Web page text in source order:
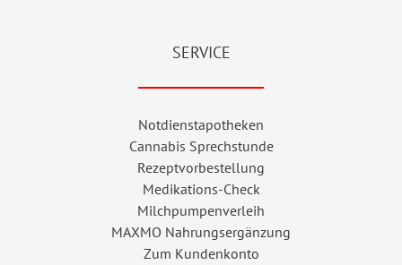
SERVICE
Notdienstapotheken
Cannabis Sprechstunde
Rezeptvorbestellung
Medikations-Check
Milchpumpenverleih
MAXMO Nahrungsergänzung
Zum Kundenkonto